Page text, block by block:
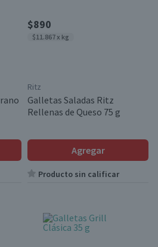
$890
$11.867 x kg
Ritz
Galletas Saladas Ritz
Rellenas de Queso 75 g
Agregar
Producto sin calificar